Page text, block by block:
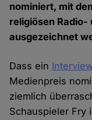
nominiert, mit
religiösen Radio-
ausgezeichnet
Dass ein
Medienpreis
ziemlich
Schauspieler Fry